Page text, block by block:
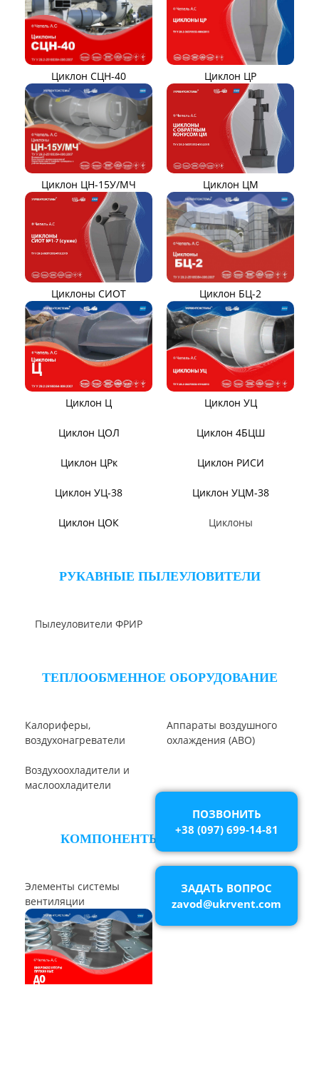
Дымосос ДН 106-39 Дымосос ДН №15-26
Дымосос Д-3,5М Дымосос Д 167-37
Вентиляторы Д-3,5М t400 Дымососы ВЦКП-2219
Дымососы УЦВ
Вентиляторы ДНК и
ДНКМ
Вентиляторы ВОД-9/300 Вентиляторы для АЭС
Вентиляторы ВДН АС Эксгаустер
Клапаны ПГВУ
Направляющий аппарат
ОНА
Компенсаторы линзовые
ЦИКЛОНЫ ПЫЛЕУЛОВИТЕЛИ
Циклон ЦН-15/МЧ Циклон ЦН-11/МЧ
Циклоны СИОТ
Циклон ЦОЛ Циклон 4БЦШ
Циклон ЦРк
Циклон УЦ-38
ПОЗВОНИТЬ
+38 (097) 699-14-81
ЗАДАТЬ ВОПРОС
zavod@ukrvent.com